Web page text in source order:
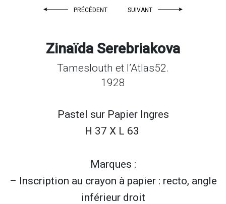
PRÉCÉDENT SUIVANT
Zinaïda Serebriakova
Tameslouth et l’Atlas52.
1928
Pastel surPapier Ingres
H 37 X L 63
Marques :
– Inscription au crayon à papier : recto, angle
inférieur droit